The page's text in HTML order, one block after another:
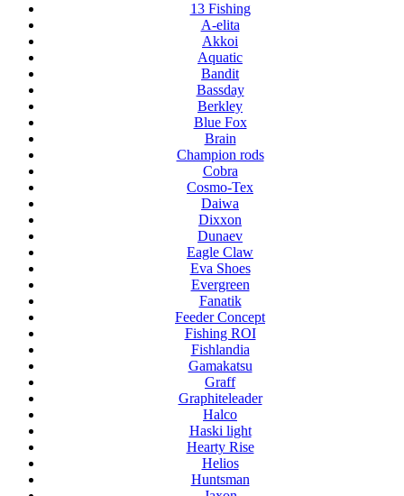
13 Fishing
A-elita
Akkoi
Aquatic
Bandit
Bassday
Berkley
Blue Fox
Brain
Champion rods
Cobra
Cosmo-Tex
Daiwa
Dixxon
Dunaev
Eagle Claw
Eva Shoes
Evergreen
Fanatik
Feeder Concept
Fishing ROI
Fishlandia
Gamakatsu
Graff
Graphiteleader
Halco
Haski light
Hearty Rise
Helios
Huntsman